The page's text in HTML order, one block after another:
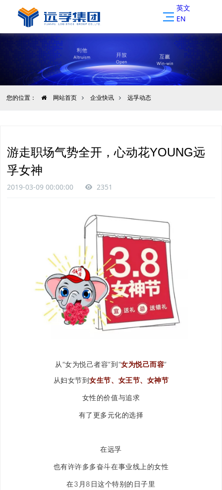
英文
EN
您的位置： 网站首页 企业快讯 远孚动态
游走职场气势全开，心动花YOUNG远
孚女神
2019-03-09 00:00:00 2351
从“女为悦己者容”到“女为悦己而容”
从妇女节到女生节、女王节、女神节
女性的价值与追求
有了更多元化的选择
在远孚
也有许许多多奋斗在事业线上的女性
在3月8日这个特别的日子里